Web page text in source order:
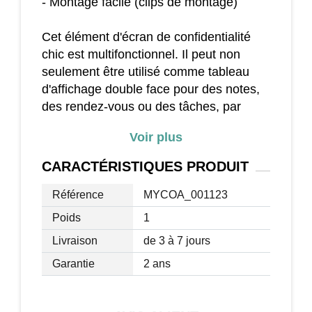
Cet élément d'écran de confidentialité
chic est multifonctionnel. Il peut non
seulement être utilisé comme tableau
d'affichage double face pour des notes,
des rendez-vous ou des tâches, par
comme protection contre la toux et les
éternuements.
La cloison de table a un beau design
avec gaufrage et s'adapte parfaitement à
votre bureau pour séparer les lieux de
travail. De plus, le séparateur de bureau
assure également une intimité suffisante
et un environnement de travail plus
agréable.
Voir plus
CARACTÉRISTIQUES PRODUIT
Référence
MYCOA_001123
Poids
1
Livraison
de 3 à 7 jours
Garantie
2 ans